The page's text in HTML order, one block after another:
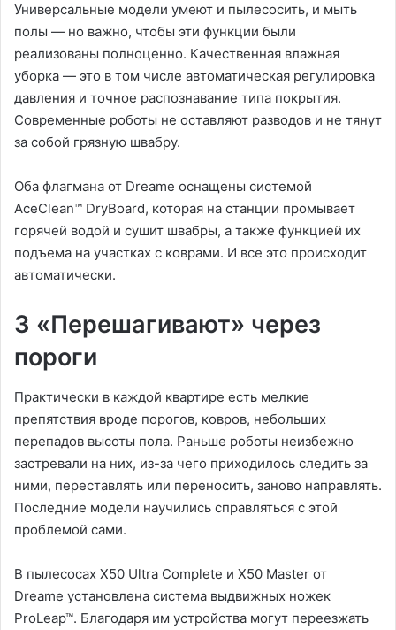
Универсальные модели умеют и пылесосить, и мыть
полы — но важно, чтобы эти функции были
реализованы полноценно. Качественная влажная
уборка — это в том числе автоматическая регулировка
давления и точное распознавание типа покрытия.
Современные роботы не оставляют разводов и не тянут
за собой грязную швабру.
Оба флагмана от Dreame оснащены системой
AceClean™ DryBoard, которая на станции промывает
горячей водой и сушит швабры, а также функцией их
подъема на участках с коврами. И все это происходит
автоматически.
3 «Перешагивают» через
пороги
Практически в каждой квартире есть мелкие
препятствия вроде порогов, ковров, небольших
перепадов высоты пола. Раньше роботы неизбежно
застревали на них, из-за чего приходилось следить за
ними, переставлять или переносить, заново направлять.
Последние модели научились справляться с этой
проблемой сами.
В пылесосах X50 Ultra Complete и X50 Master от
Dreame установлена система выдвижных ножек
ProLeap™. Благодаря им устройства могут переезжать